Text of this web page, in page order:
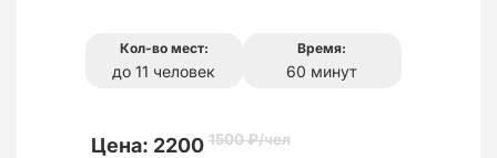
Кол-во мест:
до 11 человек
Время:
60 минут
Цена: 2200 1500 ₽/чел